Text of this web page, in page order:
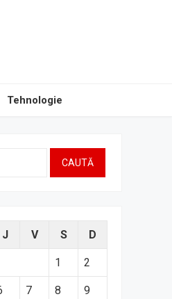
Tehnologie
J V S D
1 2
7 8 9